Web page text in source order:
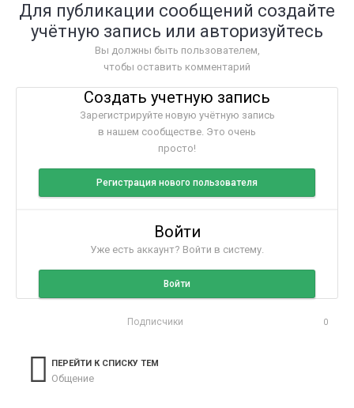
Для публикации сообщений создайте
учётную запись или авторизуйтесь
Вы должны быть пользователем,
чтобы оставить комментарий
Создать учетную запись
Зарегистрируйте новую учётную запись
в нашем сообществе. Это очень
просто!
Регистрация нового пользователя
Войти
Уже есть аккаунт? Войти в систему.
Войти
Подписчики 0
ПЕРЕЙТИ К СПИСКУ ТЕМ
Общение